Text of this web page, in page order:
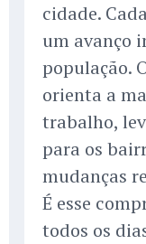
cidade.
um avanço
população.
orienta a
trabalho,
para os
mudanças
É esse
todos os